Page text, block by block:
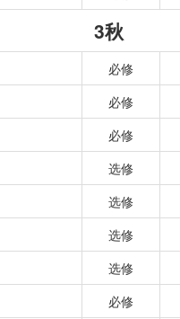
3秋
必修
必修
必修
选修
选修
选修
选修
必修